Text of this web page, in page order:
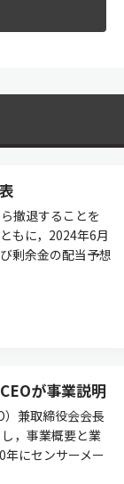
撤退することを
もに，2024年6月
剰余金の配当予想
が事業説明
）兼取締役会会長
，事業概要と業
にセンサーメー